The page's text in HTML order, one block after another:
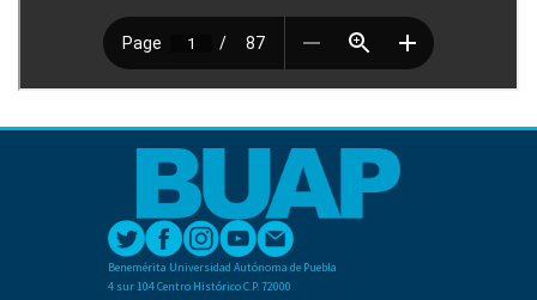
Benemérita Universidad Autónoma de Puebla
4 sur 104 Centro Histórico C.P. 72000